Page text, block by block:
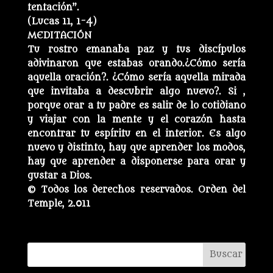
tentación”.
(Lucas 11, 1-4)
MEDITACIÓN
Tu rostro emanaba paz y tus discípulos
adivinaron que estabas orando.¿Cómo sería
aquella oración?. ¿Cómo sería aquella mirada
que invitaba a descubrir algo nuevo?. Si ,
porque orar a tu padre es salir de lo cotidiano
y viajar con la mente y el corazón hasta
encontrar tu espíritu en el interior. Es algo
nuevo y distinto, hay que aprender los modos,
hay que aprender a disponerse para orar y
gustar a Dios.
© Todos los derechos reservados. Orden del
Temple, 2.011